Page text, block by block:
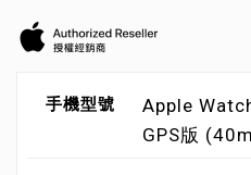
Apple
GPS版